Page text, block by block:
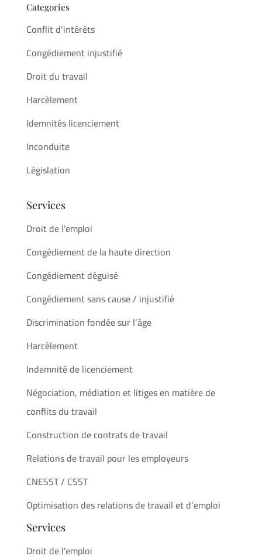
Categories
Conflit d’intérêts
Congédiement injustifié
Droit du travail
Harcèlement
Idemnités licenciement
Inconduite
Législation
Services
Droit de l'emploi
Congédiement de la haute direction
Congédiement déguisé
Congédiement sans cause / injustifié
Discrimination fondée sur l’âge
Harcèlement
Indemnité de licenciement
Négociation, médiation et litiges en matière de
conflits du travail
Construction de contrats de travail
Relations de travail pour les employeurs
CNESST / CSST
Optimisation des relations de travail et d’emploi
Services
Droit de l'emploi